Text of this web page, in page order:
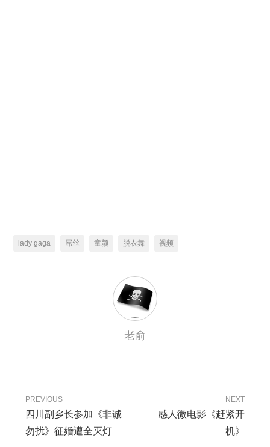
lady gaga 屌丝 童颜 脱衣舞 视频
老俞
PREVIOUS
四川副乡长参加《非诚
勿扰》征婚遭全灭灯
NEXT
感人微电影《赶紧开
机》